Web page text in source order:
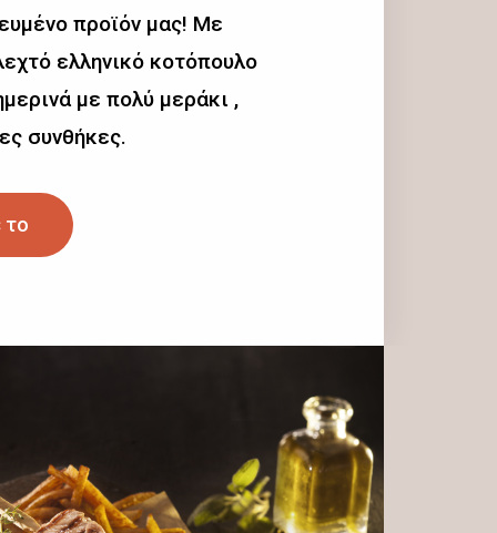
προϊόν μας! Με
ελληνικό κοτόπουλο
με πολύ μεράκι ,
συνθήκες.
το